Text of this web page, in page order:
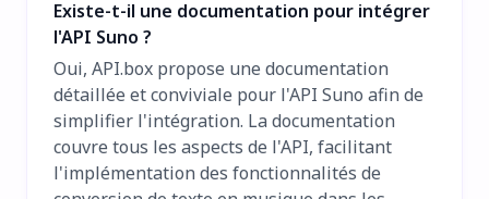
Existe-t-il une documentation pour intégrer
l'API Suno ?
Oui, API.box propose une documentation
détaillée et conviviale pour l'API Suno afin de
simplifier l'intégration. La documentation
couvre tous les aspects de l'API, facilitant
l'implémentation des fonctionnalités de